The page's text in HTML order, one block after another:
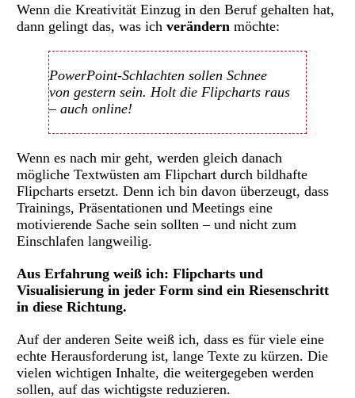
Wenn die Kreativität Einzug in den Beruf gehalten hat,
dann gelingt das, was ich verändern möchte:
PowerPoint-Schlachten sollen Schnee
von gestern sein. Holt die Flipcharts raus
– auch online!
Wenn es nach mir geht, werden gleich danach
mögliche Textwüsten am Flipchart durch bildhafte
Flipcharts ersetzt. Denn ich bin davon überzeugt, dass
Trainings, Präsentationen und Meetings eine
motivierende Sache sein sollten – und nicht zum
Einschlafen langweilig.
Aus Erfahrung weiß ich: Flipcharts und
Visualisierung in jeder Form sind ein Riesenschritt
in diese Richtung.
Auf der anderen Seite weiß ich, dass es für viele eine
echte Herausforderung ist, lange Texte zu kürzen. Die
vielen wichtigen Inhalte, die weitergegeben werden
sollen, auf das wichtigste reduzieren.